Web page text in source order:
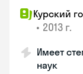
Курский
• 2013 г.
Имеет
наук